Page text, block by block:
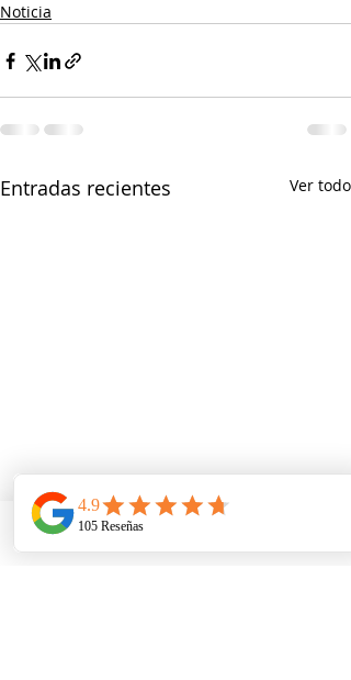
Noticia
Entradas recientes Ver todo